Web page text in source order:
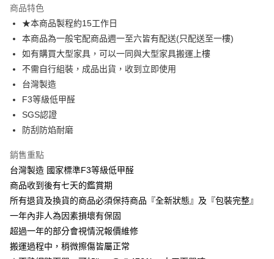
合作金庫商業銀行
華南商業銀行
上海商業儲蓄銀行
台北富邦商業銀行
國泰世華商業銀行
兆豐國際商業銀行
臺灣中小企業銀行
台中商業銀行
匯豐（台灣）商業銀行
聯邦商業銀行
元大商業銀行
玉山商業銀行
台新國際商業銀行
6 期 0 利率 每期
華南商業銀行
彰化商業銀行
上海商業儲蓄銀行
台北富邦商業銀行
國泰世華商業銀行
兆豐國際商業銀行
臺灣中小企業銀行
匯豐（台灣）商業銀行
聯邦商業銀行
元大商業銀行
玉山商業銀行
台灣樂天信用卡公司
LINE Pay
Apple Pay
街口支付
悠遊付
Google Pay
【大哥付你分期使用說明】
1.本服務由台灣大哥大提供，台灣大哥大用戶可立即使用無須另外申請。
2.付款方式選擇「大哥付你分期」，訂單成立後會自動跳轉到大哥付的交易
流程，驗證手機門號後，選擇欲分期的期數、繳款截止日，確認付款後即完
成交易。
3.實際核准額度、可分期數及費用金額請依後續交易確認頁面所載為準。
4.訂單成立30分鐘內，如未前往確認交易或遇審核未通過，訂單將自動取
消。如遇「轉專審核」未通過狀況，表示未達大哥付你分期系統評分，恕無
AFTEE先享後付
相關說明
【關於「AFTEE先享後付」】
AFTEE先享後付是「在收到商品之後才付款」的支付方式。 讓您購物簡單
便利好安心！
１．簡單：不需註冊會員、不需綁卡、不需儲值。
運送方式
商品特色
★本商品製程約15工作日
本商品為一般宅配商品週一至六皆有配送(只配送至一樓)
如有購買大型家具，可以一同與大型家具搬運上樓
不需自行組裝，成品出貨，收到立即使用
台灣製造
F3等級低甲醛
SGS認證
防刮防焰耐磨
銷售重點
台灣製造 國家標準F3等級低甲醛
商品收到後有七天的鑑賞期
所有退貨及換貨的商品必須保持商品『全新狀態』及『包裝完整』
一年內非人為因素損壞有保固
超過一年的部分會視情況報價維修
搬運過程中，稍微擦傷皆屬正常